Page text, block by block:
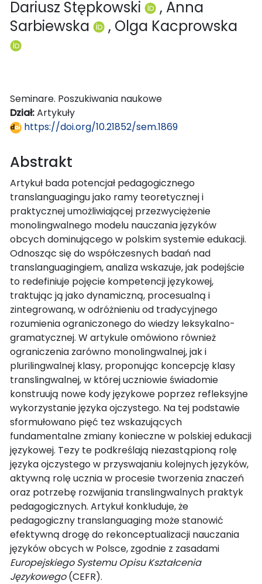
Dariusz Stępkowski
, Anna
Sarbiewska
, Olga Kacprowska
Seminare. Poszukiwania naukowe
Dział:Artykuły
https://doi.org/10.21852/sem.1869
Abstrakt
Artykuł bada potencjał pedagogicznego
translanguagingu jako ramy teoretycznej i
praktycznej umożliwiającej przezwyciężenie
monolingwalnego modelu nauczania języków
obcych dominującego w polskim systemie edukacji.
Odnosząc się do współczesnych badań nad
translanguagingiem, analiza wskazuje, jak podejście
to redefiniuje pojęcie kompetencji językowej,
traktując ją jako dynamiczną, procesualną i
zintegrowaną, w odróżnieniu od tradycyjnego
rozumienia ograniczonego do wiedzy leksykalno-
gramatycznej. W artykule omówiono również
ograniczenia zarówno monolingwalnej, jak i
plurilingwalnej klasy, proponując koncepcję klasy
translingwalnej, w której uczniowie świadomie
konstruują nowe kody językowe poprzez refleksyjne
wykorzystanie języka ojczystego. Na tej podstawie
sformułowano pięć tez wskazujących
fundamentalne zmiany konieczne w polskiej edukacji
językowej. Tezy te podkreślają niezastąpioną rolę
języka ojczystego w przyswajaniu kolejnych języków,
aktywną rolę ucznia w procesie tworzenia znaczeń
oraz potrzebę rozwijania translingwalnych praktyk
pedagogicznych. Artykuł konkluduje, że
pedagogiczny translanguaging może stanowić
efektywną drogę do rekonceptualizacji nauczania
języków obcych w Polsce, zgodnie z zasadami
Europejskiego Systemu Opisu Kształcenia
Językowego(CEFR).